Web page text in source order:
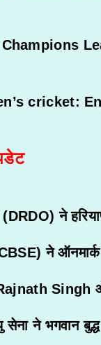
Champions
cricket:
ने
ने
Singh
सेना ने भगवान